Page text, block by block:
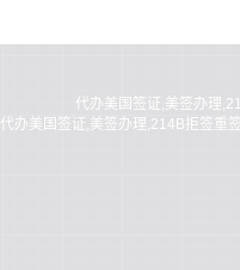
代办美国签证,美签办理
代办美国签证,美签办理,214B拒签重